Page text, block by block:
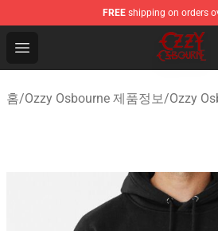
FREE shipping on orders
Open menu
Ozzy Osbourne Store - Official
홈/Ozzy Osbourne 제품정보/Ozzy